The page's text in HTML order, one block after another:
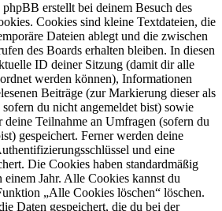
erstellt bei deinem Besuch des
Cookies sind kleine Textdateien, die
Dateien ablegt und die zwischen
des Boards erhalten bleiben. In diesen
ID deiner Sitzung (damit dir alle
werden können), Informationen
Beiträge (zur Markierung dieser als
sofern du nicht angemeldet bist) sowie
Teilnahme an Umfragen (sofern du
gespeichert. Ferner werden deine
und eine
Die Cookies haben standardmäßig
Jahr. Alle Cookies kannst du
„Alle Cookies löschen“ löschen.
Daten gespeichert, die du bei der